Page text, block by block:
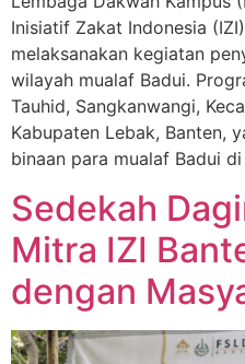
Inisiatif Zakat Indonesia
melaksanakan kegiatan
wilayah mualaf Badui.
Tauhid, Sangkanwangi,
Kabupaten Lebak, Banten,
binaan para mualaf Badui
Sedekah
Mitra IZI
dengan